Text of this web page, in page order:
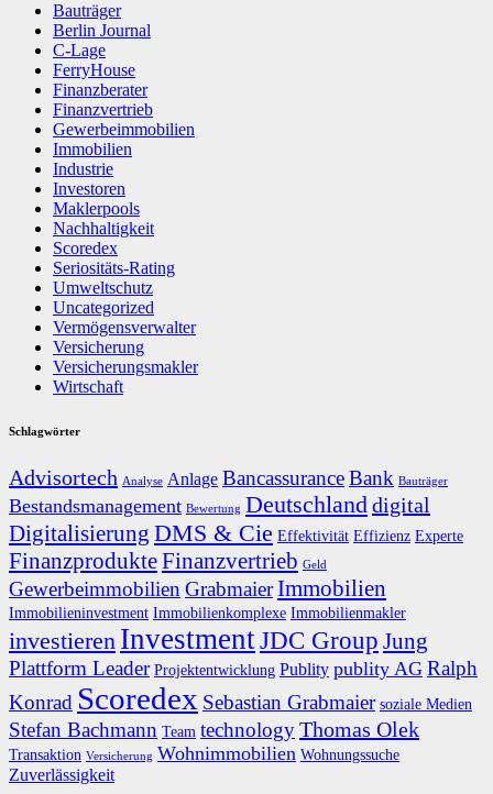
Bauträger
Berlin Journal
C-Lage
FerryHouse
Finanzberater
Finanzvertrieb
Gewerbeimmobilien
Immobilien
Industrie
Investoren
Maklerpools
Nachhaltigkeit
Scoredex
Seriositäts-Rating
Umweltschutz
Uncategorized
Vermögensverwalter
Versicherung
Versicherungsmakler
Wirtschaft
Schlagwörter
Advisortech Analyse Anlage BancassuranceBank Bauträger
Bestandsmanagement Bewertung Deutschlanddigital
Digitalisierung DMS & Cie Effektivität Effizienz Experte
FinanzprodukteFinanzvertrieb Geld
Gewerbeimmobilien GrabmaierImmobilien
Immobilieninvestment Immobilienkomplexe Immobilienmakler
investieren InvestmentJDC Group Jung
Plattform Leader Projektentwicklung Publity publity AG Ralph
Konrad Scoredex Sebastian Grabmaier soziale Medien
Stefan Bachmann Team technologyThomas Olek
Transaktion Versicherung Wohnimmobilien Wohnungssuche
Zuverlässigkeit